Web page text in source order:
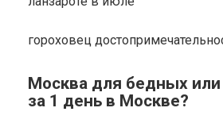
гороховец
Москва для бедных или
за 1 день в Москве?